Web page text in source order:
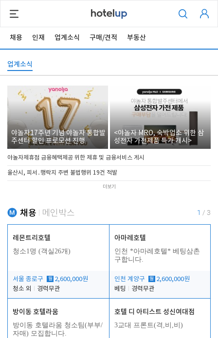
채용 인재 업계소식 구매/견적 부동산
업계소식
야놀자17주년 기념 야놀자 통합발
주센터 할인 프로모션 진행
<야놀자 MRO, 숙박업소 위한 삼
성전자 가전제품 특가 개시>
야놀자제휴점 금융혜택제공 위한 제휴 및 금융서비스 게시
울산시, 피서․행락지 주변 불법행위 19건 적발
더보기
채용 메인박스 1 / 3
레몬트리호텔
청소1명 (객실26개)
서울 종로구 월 2,600,000원
청소 외
경력무관
아마레호텔
인천 *아마레호텔* 베팅삼촌
구합니다.
인천 계양구 월 2,600,000원
베팅
경력무관
방이동 호텔라움
방이동 호텔라움 청소팀(부부/
자매) 모집합니다.
호텔 디 아티스트 성신여대점
3교대 프론트(격,비,비)